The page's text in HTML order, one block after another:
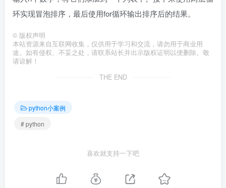
环实现冒泡排序，最后使用for循环输出排序后的结果。
© 版权声明
本站资源来自互联网收集，仅供用于学习和交流，请勿用于商业用
途。如有侵权、不妥之处，请联系站长并出示版权证明以便删除。敬
请谅解！
THE END
python小案例
# python
喜欢就支持一下吧